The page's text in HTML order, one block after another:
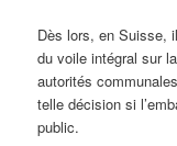
Dès lors, en Suisse,
du voile intégral sur
autorités
telle décision si
public.